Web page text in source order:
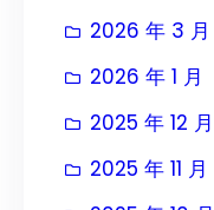
2026 年 3 月
2026 年 1 月
2025 年 12 月
2025 年 11 月